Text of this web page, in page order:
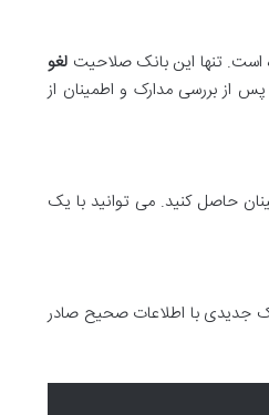
است. تنها این بانک صلاحیت لغو
از بررسی مدارک و اطمینان از
حاصل کنید. می توانید با یک
جدیدی با اطلاعات صحیح صادر